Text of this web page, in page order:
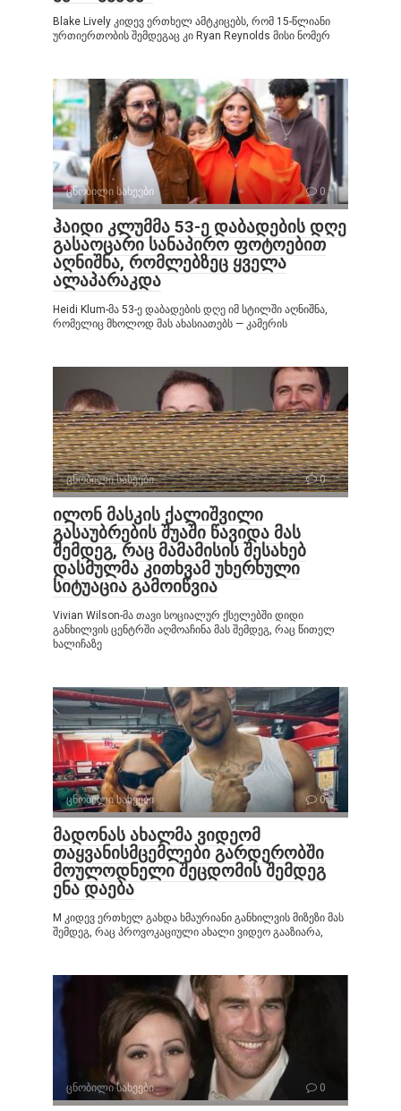
Blake Lively კიდევ ერთხელ ამტკიცებს, რომ 15-წლიანი
ურთიერთობის შემდეგაც კი Ryan Reynolds მისი ნომერ
ცნობილი სახეები 0
ჰაიდი კლუმმა 53-ე დაბადების დღე
გასაოცარი სანაპირო ფოტოებით
აღნიშნა, რომლებზეც ყველა
ალაპარაკდა
Heidi Klum-მა 53-ე დაბადების დღე იმ სტილში აღნიშნა,
რომელიც მხოლოდ მას ახასიათებს — კამერის
ცნობილი სახეები 0
ილონ მასკის ქალიშვილი
გასაუბრების შუაში წავიდა მას
შემდეგ, რაც მამამისის შესახებ
დასმულმა კითხვამ უხერხული
სიტუაცია გამოიწვია
Vivian Wilson-მა თავი სოციალურ ქსელებში დიდი
განხილვის ცენტრში აღმოაჩინა მას შემდეგ, რაც წითელ
ხალიჩაზე
ცნობილი სახეები 0
მადონას ახალმა ვიდეომ
თაყვანისმცემლები გარდერობში
მოულოდნელი შეცდომის შემდეგ
ენა დაება
M კიდევ ერთხელ გახდა ხმაურიანი განხილვის მიზეზი მას
შემდეგ, რაც პროვოკაციული ახალი ვიდეო გააზიარა,
ცნობილი სახეები 0